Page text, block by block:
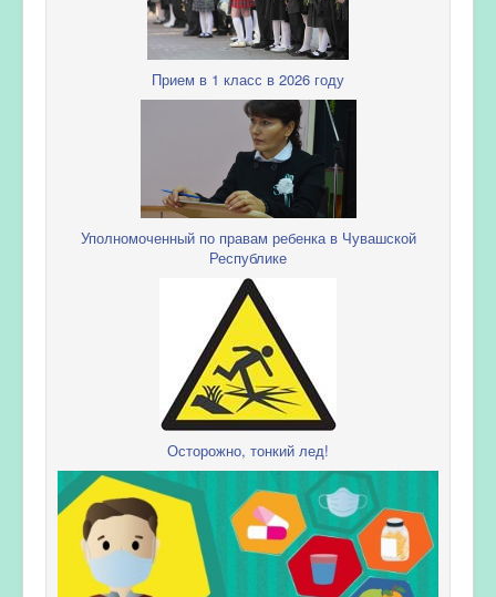
Прием в 1 класс в 2026 году
Уполномоченный по правам ребенка в Чувашской
Республике
Осторожно, тонкий лед!